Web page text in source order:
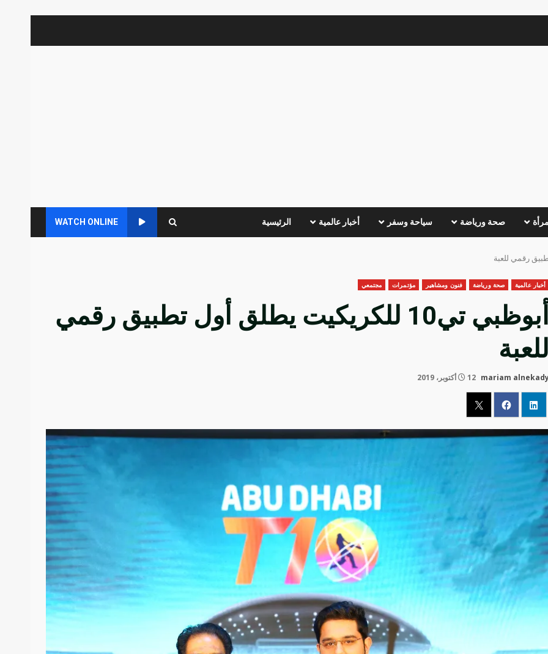
صحة ورياضة سياحة وسفر أخبار عالمية الرئيسية WATCH ONLINE
أخبار عالمية صحة ورياضة فنون ومشاهير مؤتمرات مجتمعي
أبوظبي تي10 للكريكيت يطلق أول تطبيق رقمي
للعبة
mariam 12 أكتوبر، 2019